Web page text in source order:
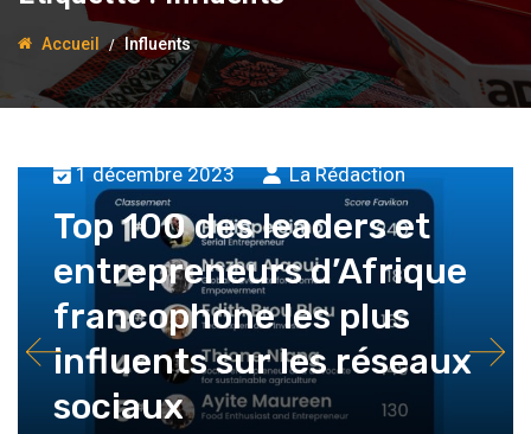
Accueil Influents
1 décembre 2023 La Rédaction
Top 100 des leaders et
entrepreneurs d’Afrique
francophone les plus
influents sur les réseaux
sociaux